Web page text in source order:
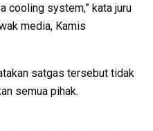
cooling system,” kata juru
media, Kamis
satgas tersebut tidak
semua pihak.